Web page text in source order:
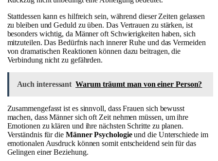
Stattdessen kann es hilfreich sein, während dieser Zeiten gelassen
zu bleiben und Geduld zu üben. Das Vertrauen zu stärken, ist
besonders wichtig, da Männer oft Schwierigkeiten haben, sich
mitzuteilen. Das Bedürfnis nach innerer Ruhe und das Vermeiden
von dramatischen Reaktionen können dazu beitragen, die
Verbindung nicht zu gefährden.
Auch interessant Warum träumt man von einer Person?
Zusammengefasst ist es sinnvoll, dass Frauen sich bewusst
machen, dass Männer sich oft Zeit nehmen müssen, um ihre
Emotionen zu klären und ihre nächsten Schritte zu planen.
Verständnis für die Männer Psychologieund die Unterschiede im
emotionalen Ausdruck können somit entscheidend sein für das
Gelingen einer Beziehung.